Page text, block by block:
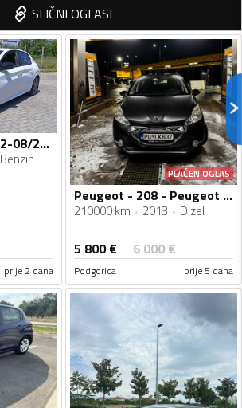
SLIČNI OGLASI
Peugeot - 208 - 1.2-08/2022
Benzin
prije 2 dana
PLAĆEN OGLAS
Peugeot - 208 - Peugeot - 208 - 1.4 E-HDI
210000 km 2013 Dizel
5 800€ 6 000€
Podgorica prije 5 dana